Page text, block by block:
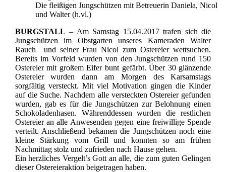
Die fleißigen Jungschützen mit Betreuerin Daniela, Nicol
und Walter (h.vl.)
BURGSTALL – Am Samstag 15.04.2017 trafen sich die
Jungschützen im Obstgarten unseres Kameraden Walter
Rauch und seiner Frau Nicol zum Ostereier wettsuchen.
Bereits im Vorfeld wurden von den Jungschützen rund 150
Ostereier mit großem Eifer bunt gefärbt. Über 30 glänzende
Ostereier wurden dann am Morgen des Karsamstags
sorgfältig versteckt. Mit viel Motivation gingen die Kinder
auf die Suche. Nachdem alle versteckten Ostereier gefunden
wurden, gab es für die Jungschützen zur Belohnung einen
Schokoladenhasen. Währenddessen wurden die restlichen
Ostereier an alle Anwesenden gegen eine freiwillige Spende
verteilt. Anschließend bekamen die Jungschützen noch eine
kleine Stärkung vom Grill und konnten so am frühen
Nachmittag stolz und zufrieden nach Hause gehen.
Ein herzliches Vergelt’s Gott an alle, die zum guten Gelingen
dieser Ostereieraktion beigetragen haben.